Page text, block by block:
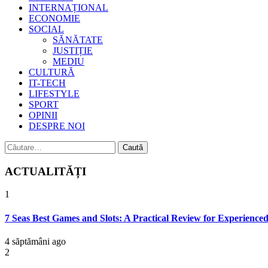
INTERNAȚIONAL
ECONOMIE
SOCIAL
SĂNĂTATE
JUSTIȚIE
MEDIU
CULTURĂ
IT-TECH
LIFESTYLE
SPORT
OPINII
DESPRE NOI
Caută
după:
ACTUALITĂȚI
1
7 Seas Best Games and Slots: A Practical Review for
4 săptămâni ago
2